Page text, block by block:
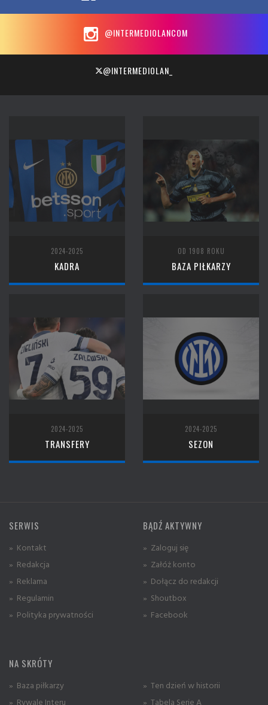
@INTERMEDIOLANCOM
@INTERMEDIOLAN_
2024-2025
KADRA
OD 1908 ROKU
BAZA PIŁKARZY
2024-2025
TRANSFERY
2024-2025
SEZON
SERWIS
» Kontakt
» Redakcja
» Reklama
» Regulamin
» Polityka prywatności
BĄDŹ AKTYWNY
» Zaloguj się
» Załóż konto
» Dołącz do redakcji
» Shoutbox
» Facebook
NA SKRÓTY
» Baza piłkarzy
» Rywale Interu
» Ten dzień w historii
» Tabela Serie A